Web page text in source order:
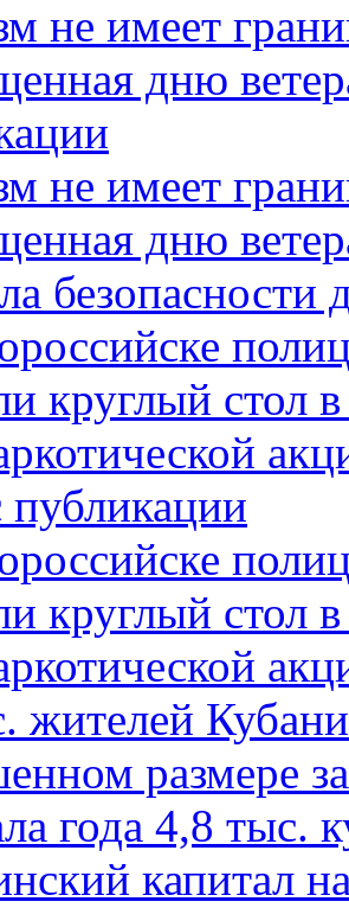
не имеет
дню
не имеет
дню
безопасности
круглый стол
круглый стол
жителей
размере
года 4,8 тыс.
капитал